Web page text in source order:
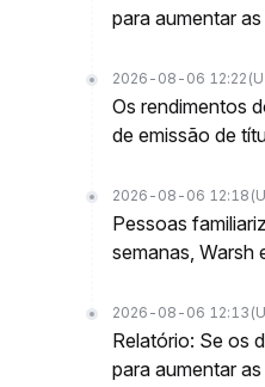
para aumentar
2026-08-06 12:22
Os rendimentos
de emissão de
2026-08-06 12:18
Pessoas
semanas, Warsh
2026-08-06 12:13
Relatório: Se os
para aumentar